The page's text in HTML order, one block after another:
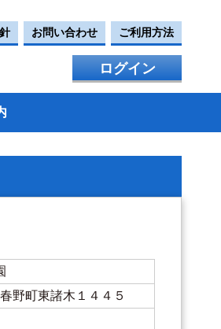
お問い合わせ ご利用方法
ログイン
野町東諸木１４４５